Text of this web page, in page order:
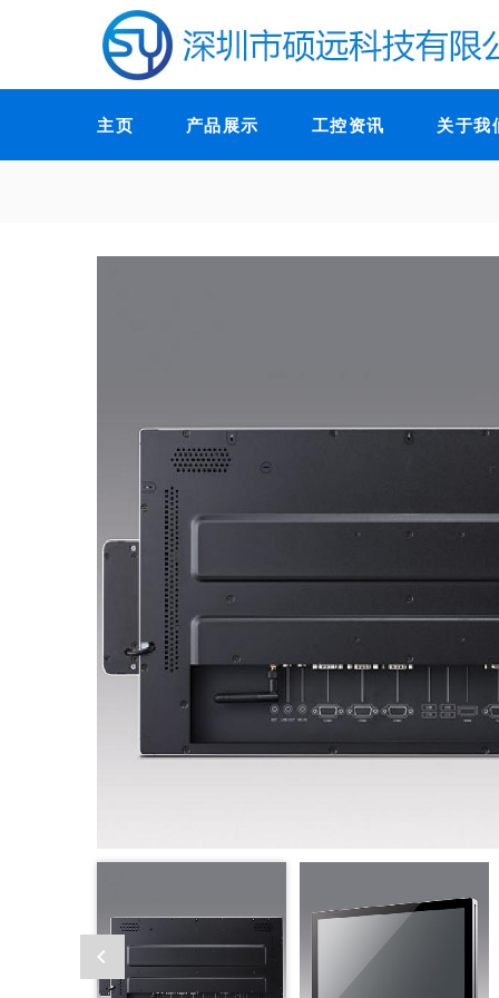
主页 产品展示 工控资讯 关于我